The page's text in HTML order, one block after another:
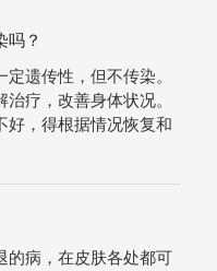
吗？
遗传性，但不传染。
疗，改善身体状况。
好，得根据情况恢复和
的病，在皮肤各处都可